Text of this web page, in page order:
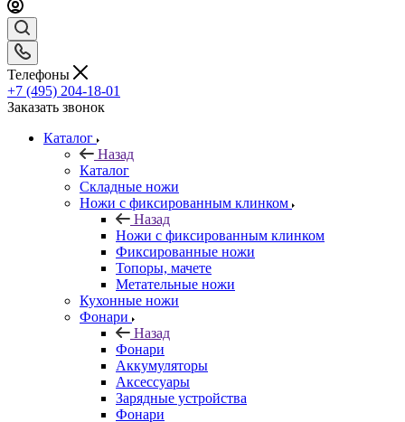
Телефоны
+7 (495) 204-18-01
Заказать звонок
Каталог
Назад
Каталог
Складные ножи
Ножи с фиксированным клинком
Назад
Ножи с фиксированным клинком
Фиксированные ножи
Топоры, мачете
Метательные ножи
Кухонные ножи
Фонари
Назад
Фонари
Аккумуляторы
Аксессуары
Зарядные устройства
Фонари